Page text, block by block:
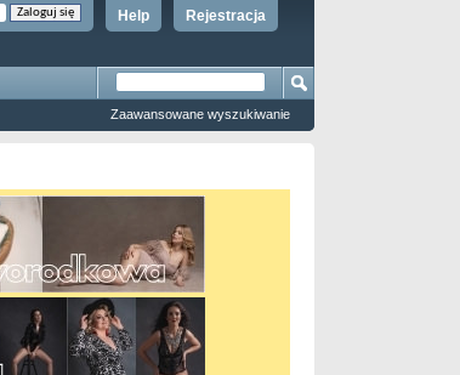
Rejestracja
Help
Zaawansowane wyszukiwanie